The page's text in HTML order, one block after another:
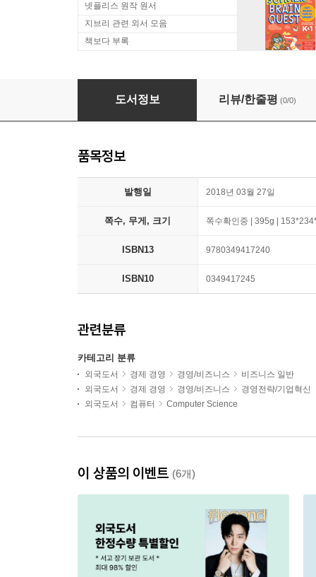
넷플리스 원작 원서
지브리 관련 외서 모음
책보다 부록
Unscaled
도서정보 리뷰/한줄평 (0/0)
품목정보
발행일 2018년 03월 27일
쪽수, 무게, 크기 쪽수확인중 | 395g |
ISBN13 9780349417240
ISBN10 0349417245
관련분류
카테고리 분류
외국도서 경제 경영 경영/비즈니스
비즈니스 일반
외국도서
경제 경영 경영/비즈니스
경영전략/기업혁신
외국도서
컴퓨터 Computer Science
이 상품의 이벤트 (6개)